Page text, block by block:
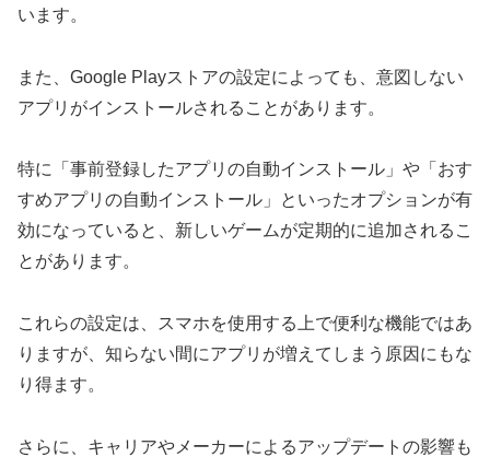
います。
また、Google Playストアの設定によっても、意図しない
アプリがインストールされることがあります。
特に「事前登録したアプリの自動インストール」や「おす
すめアプリの自動インストール」といったオプションが有
効になっていると、新しいゲームが定期的に追加されるこ
とがあります。
これらの設定は、スマホを使用する上で便利な機能ではあ
りますが、知らない間にアプリが増えてしまう原因にもな
り得ます。
さらに、キャリアやメーカーによるアップデートの影響も